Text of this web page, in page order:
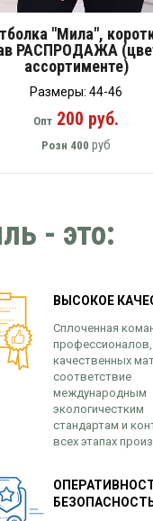
"Мила",
РАСПРОДАЖА
ассортименте)
Размеры: 44-46
Опт 200 руб.
Розн 400 руб
- это:
ВЫСОКОЕ
Сплоченная
качественных
соответствие
международным
экологичестким
стандартам и
всех этапах